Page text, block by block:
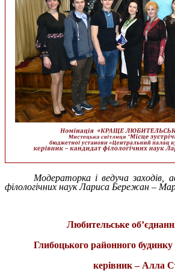
Модераторка і ведуча заходів,
філологічних наук Лариса Бережан –
Любительське
Глибоцького районного будинку
керівник – Алла